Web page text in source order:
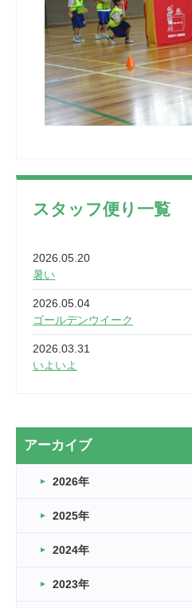
スタッフ便り一覧
2026.05.20
暑い
2026.05.04
ゴールデンウイーク
2026.03.31
いよいよ
2026.03.20
なぎなた
2026.03.16
車いすバスケとRくんのお話
卒業・卒園の季節★
アーカイブ
2026年
2025年
2024年
2023年